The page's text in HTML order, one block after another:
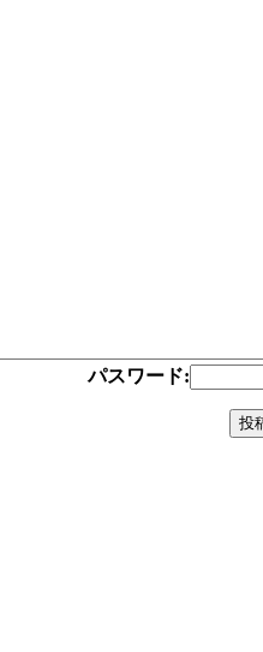
パスワード: